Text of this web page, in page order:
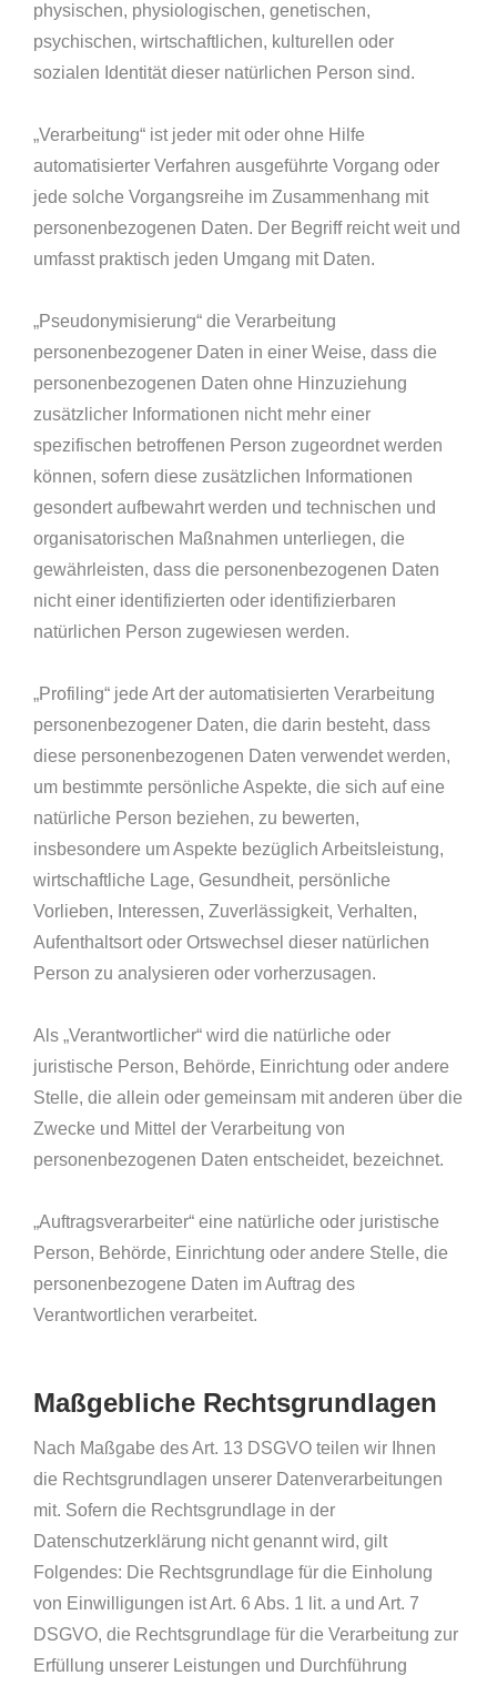
physischen, physiologischen, genetischen,
psychischen, wirtschaftlichen, kulturellen oder
sozialen Identität dieser natürlichen Person sind.
„Verarbeitung“ ist jeder mit oder ohne Hilfe
automatisierter Verfahren ausgeführte Vorgang oder
jede solche Vorgangsreihe im Zusammenhang mit
personenbezogenen Daten. Der Begriff reicht weit und
umfasst praktisch jeden Umgang mit Daten.
„Pseudonymisierung“ die Verarbeitung
personenbezogener Daten in einer Weise, dass die
personenbezogenen Daten ohne Hinzuziehung
zusätzlicher Informationen nicht mehr einer
spezifischen betroffenen Person zugeordnet werden
können, sofern diese zusätzlichen Informationen
gesondert aufbewahrt werden und technischen und
organisatorischen Maßnahmen unterliegen, die
gewährleisten, dass die personenbezogenen Daten
nicht einer identifizierten oder identifizierbaren
natürlichen Person zugewiesen werden.
„Profiling“ jede Art der automatisierten Verarbeitung
personenbezogener Daten, die darin besteht, dass
diese personenbezogenen Daten verwendet werden,
um bestimmte persönliche Aspekte, die sich auf eine
natürliche Person beziehen, zu bewerten,
insbesondere um Aspekte bezüglich Arbeitsleistung,
wirtschaftliche Lage, Gesundheit, persönliche
Vorlieben, Interessen, Zuverlässigkeit, Verhalten,
Aufenthaltsort oder Ortswechsel dieser natürlichen
Person zu analysieren oder vorherzusagen.
Als „Verantwortlicher“ wird die natürliche oder
juristische Person, Behörde, Einrichtung oder andere
Stelle, die allein oder gemeinsam mit anderen über die
Zwecke und Mittel der Verarbeitung von
personenbezogenen Daten entscheidet, bezeichnet.
„Auftragsverarbeiter“ eine natürliche oder juristische
Person, Behörde, Einrichtung oder andere Stelle, die
personenbezogene Daten im Auftrag des
Verantwortlichen verarbeitet.
Maßgebliche Rechtsgrundlagen
Nach Maßgabe des Art. 13 DSGVO teilen wir Ihnen
die Rechtsgrundlagen unserer Datenverarbeitungen
mit. Sofern die Rechtsgrundlage in der
Datenschutzerklärung nicht genannt wird, gilt
Folgendes: Die Rechtsgrundlage für die Einholung
von Einwilligungen ist Art. 6 Abs. 1 lit. a und Art. 7
DSGVO, die Rechtsgrundlage für die Verarbeitung zur
Erfüllung unserer Leistungen und Durchführung